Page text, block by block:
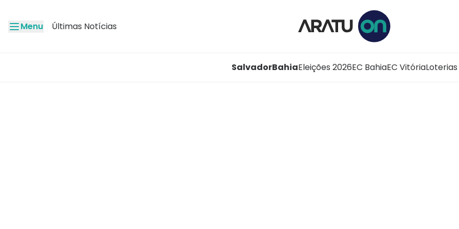
Menu Últimas Notícias
SalvadorBahiaEleições 2026EC BahiaEC VitóriaLoterias